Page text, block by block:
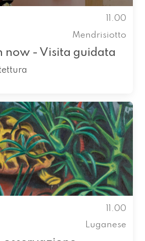
11.00
Mendrisiotto
now - Visita guidata
11.00
Luganese